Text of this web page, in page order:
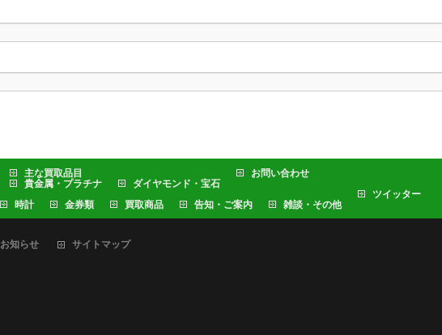
主な買取品目
貴金属・プラチナ
ダイヤモンド・宝石
お問い合わせ
時計 金券類 買取商品 告知・ご案内 雑談・その他
ツイッター
お知らせ サイトマップ